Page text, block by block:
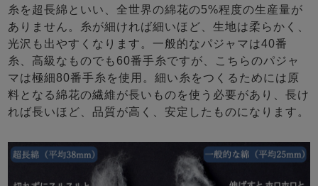
糸を超長綿といい、全世界の綿花の5%程度の生産量が
ありません。糸が細ければ細いほど、生地は柔らかく、
光沢も出やすくなります。一般的なパジャマは40番
糸、高級なものでも60番手糸ですが、こちらのパジャ
マは極細80番手糸を使用。細い糸をつくるためには原
料となる綿花の繊維が長いものを使う必要があり、長け
れば長いほど、品質が高く、安定したものになります。